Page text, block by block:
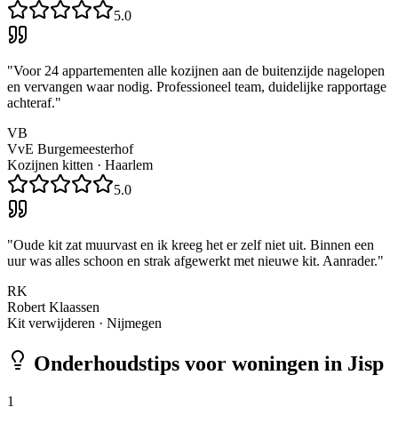
5.0
"Voor 24 appartementen alle kozijnen aan de buitenzijde nagelopen
en vervangen waar nodig. Professioneel team, duidelijke rapportage
achteraf."
VB
VvE Burgemeesterhof
Kozijnen kitten · Haarlem
5.0
"Oude kit zat muurvast en ik kreeg het er zelf niet uit. Binnen een
uur was alles schoon en strak afgewerkt met nieuwe kit. Aanrader."
RK
Robert Klaassen
Kit verwijderen · Nijmegen
Onderhoudstips voor woningen in Jisp
1